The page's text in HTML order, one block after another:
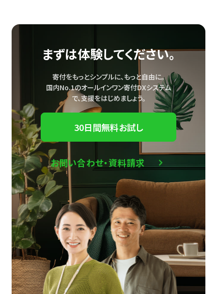
まずは体験してください。
寄付をもっとシンプルに、もっと自由に。
国内No.1のオールインワン寄付DXシステム
で、支援をはじめましょう。
30日間無料お試し
お問い合わせ・資料請求